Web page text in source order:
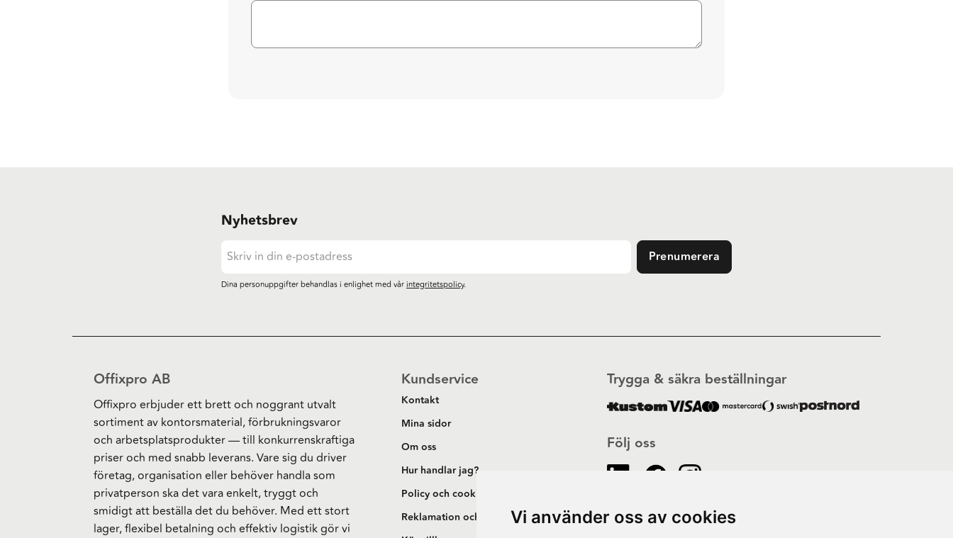
Vi använder oss av cookies
Nyhetsbrev
Prenumerera
Dina personuppgifter behandlas i enlighet med vårintegritetspolicy.
Offixpro AB
Offixpro erbjuder ett brett och noggrant utvalt
sortiment av kontorsmaterial, förbrukningsvaror
och arbetsplatsprodukter — till konkurrenskraftiga
priser och med snabb leverans. Vare sig du driver
företag, organisation eller behöver handla som
privatperson ska det vara enkelt, tryggt och
smidigt att beställa det du behöver. Med ett stort
lager, flexibel betalning och effektiv logistik gör vi
Kundservice
Kontakt
Mina sidor
Om oss
Hur handlar jag?
Policy och cookies
Reklamation och retur
Följ oss
Trygga & säkra beställningar